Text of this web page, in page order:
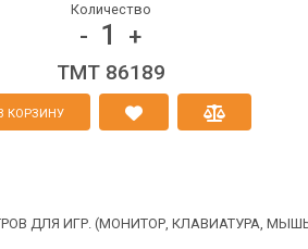
Количество
- 1 +
TMT 86189
КОРЗИНУ
ДЛЯ ИГР. (МОНИТОР, КЛАВИАТУРА,